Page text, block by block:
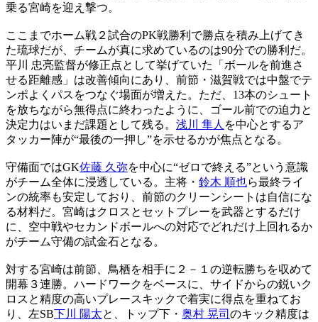
乗る宮崎を迎え撃つ。
ここまでホーム戦２試合のPK戦勝利で勝点を積み上げてき
た琉球だが、チームが真に求めているのは90分での勝利だ。
平川 忠亮監督が修正点として挙げていた「ボールを前進さ
せる距離感」は改善傾向にあり、前節・滋賀戦では中盤でテ
ンポよくパスをつなぐ場面が増えた。ただ、13本のシュート
を放ちながら無得点に終わったように、ゴール前での迫力と
決定力はいまだ課題として残る。 浅川 隼人 を中心とするア
タッカー陣が“最後の一押し”を示せるかが焦点となる。
守備面ではGK佐藤 久弥を中心に“ゼロで終える”という意識
がチーム全体に浸透している。主将・ 鈴木 順也ら最終ライ
ンの統率も安定しており、前節のクリーンシートは自信にな
る材料だ。宮崎はクロスとセットプレーを武器とするだけ
に、空中戦やセカンドボールへの対応でどれだけ上回れるか
がチーム守備の試金石となる。
対する宮崎は前節、鳥栖を相手に２－１の逆転勝ちを収めて
開幕３連勝。ハードワークをベースに、サイドからの鋭いク
ロスと精度の高いプレースキックで着実に得点を重ねてお
り、左SB下川 陽太と、トップ下・ 奥村 晃司 のキック精度は